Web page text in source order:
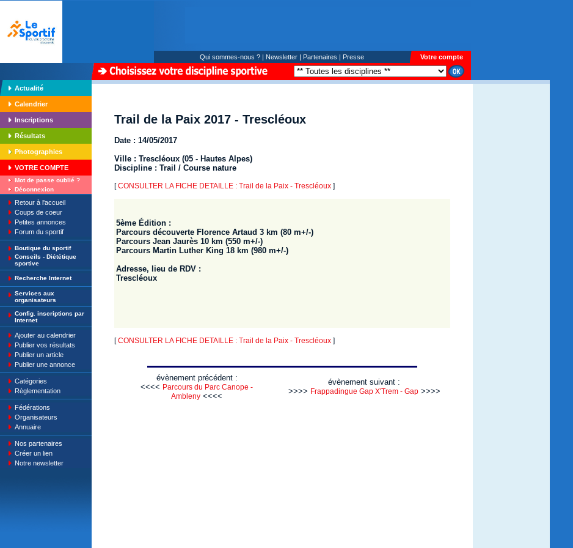
Qui sommes-nous ? | Newsletter | Partenaires | Presse Votre compte
Actualité
Calendrier
Inscriptions
Résultats
Photographies
VOTRE COMPTE
Mot de passe oublié ?
Déconnexion
Retour à l'accueil
Coups de coeur
Petites annonces
Forum du sportif
Boutique du sportif
Conseils - Diététique
sportive
Recherche Internet
Services aux
organisateurs
Config. inscriptions par
Internet
Ajouter au calendrier
Publier vos résultats
Publier un article
Publier une annonce
Catégories
Règlementation
Fédérations
Organisateurs
Annuaire
Nos partenaires
Créer un lien
Notre newsletter
Trail de la Paix 2017 - Trescléoux
Date : 14/05/2017
Ville : Trescléoux (05 - Hautes Alpes)
Discipline : Trail / Course nature
[CONSULTER LA FICHE DETAILLE : Trail de la Paix - Trescléoux ]
5ème Édition :
Parcours découverte Florence Artaud 3 km (80 m+/-)
Parcours Jean Jaurès 10 km (550 m+/-)
Parcours Martin Luther King 18 km (980 m+/-)
Adresse, lieu de RDV :
Trescléoux
[CONSULTER LA FICHE DETAILLE : Trail de la Paix - Trescléoux ]
évènement précédent :
<<<< Parcours du Parc Canope -
Ambleny <<<<
évènement suivant :
>>>> Frappadingue Gap X'Trem - Gap>>>>